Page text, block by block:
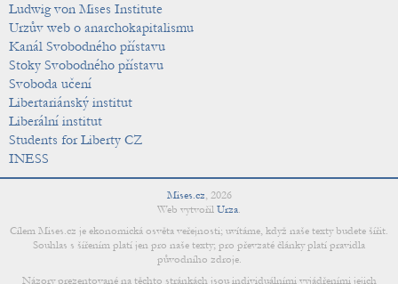
Ludwig von Mises Institute
Urzův web o anarchokapitalismu
Kanál Svobodného přístavu
Stoky Svobodného přístavu
Svoboda učení
Libertariánský institut
Liberální institut
Students for Liberty CZ
INESS
Mises.cz, 2026
Web vytvořil Urza.
Cílem Mises.cz je ekonomická osvěta veřejnosti; uvítáme, když naše texty budete šířit.
Souhlas s šířením platí jen pro naše texty; pro převzaté články platí pravidla
původního zdroje.
Názory prezentované na těchto stránkách jsou individuálními vyjádřeními jejich